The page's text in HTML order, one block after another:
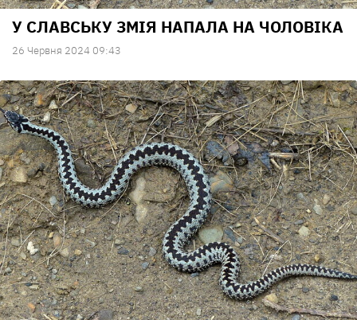
У СЛАВСЬКУ ЗМІЯ НАПАЛА НА ЧОЛОВІКА
26 Червня 2024 09:43